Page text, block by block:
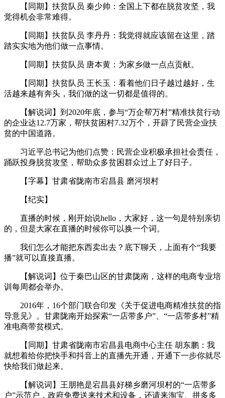
【同期】扶贫队员 秦少帅：全国上下都在脱贫攻坚，我
觉得机会非常难得。
【同期】扶贫队员 李丹丹：我觉得就应该留在这里，踏
踏实实地为他们做一点事情。
【同期】扶贫队员 唐本黄：为家乡做一点点贡献。
【同期】扶贫队员 王长玉：看着他们日子越过越好，生
活越来越有奔头，我们做的这一切都是值得的。
【解说词】到2020年底，参与“万企帮万村”精准扶贫行动
的企业达12.7万家，帮扶贫困村7.32万个，开辟了民营企业扶
贫的中国道路。
习近平总书记为他们点赞：民营企业积极承担社会责任，
踊跃投身脱贫攻坚，帮助众多贫困群众过上了好日子。
【字幕】甘肃省陇南市宕昌县 磨河坝村
【纪实】
直播的时候，刚开始说hello，大家好，这一句是特别亲切
的，但是大家在直播的时候你可以换一个词。
我们怎么才能把东西卖出去？底下聊天，上面有个“我要
播”就可以直接直播。
【解说词】位于秦巴山区的甘肃陇南，这样的电商专业培
训每周都会举办。
2016年，16个部门联合印发《关于促进电商精准扶贫的指
导意见》。甘肃陇南开始探索“一店带多户”、“一店带多村”精
准电商带贫模式。
【同期】甘肃省陇南市宕昌县电商中心主任 胡东鹏：我
就想着给你把快手和抖音上的直播先开通，开通下一步你就尽
快给我们做起来。
【解说词】王朋艳是宕昌县好梯乡磨河坝村的“一店带多
户”示范户，政府免费送来技术和设备，还请来淘宝、拼多多